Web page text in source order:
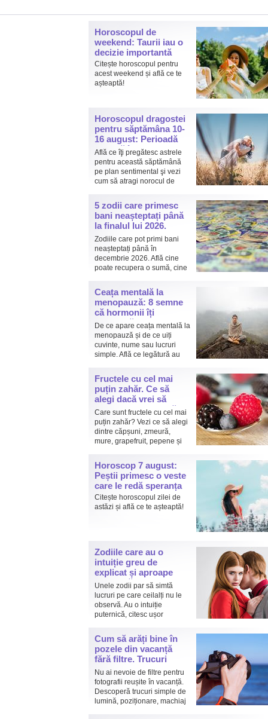
Horoscopul de
weekend: Taurii iau o
decizie importantă
Citește horoscopul pentru
acest weekend și află ce te
așteaptă!
Horoscopul dragostei
pentru săptămâna 10-
16 august: Perioadă
intensă în plan
sentimental pentru
multe zodii
Află ce îţi pregătesc astrele
pentru această săptămână
pe plan sentimental şi vezi
cum să atragi norocul de
5 zodii care primesc
bani neașteptați până
la finalul lui 2026.
Pentru una dintre ele,
norocul vine în
noiembrie
Zodiile care pot primi bani
neașteptați până în
decembrie 2026. Află cine
poate recupera o sumă, cine
are șansa unui câștig important până la finalul anului.
Ceața mentală la
menopauză: 8 semne
că hormonii îți
afectează
concentrarea și
memoria
De ce apare ceața mentală la
menopauză și de ce uiți
cuvinte, nume sau lucruri
simple. Află ce legătură au
bufeurile cu memoria și când problemele de
concentrare trebuie evaluate de medic.
Fructele cu cel mai
puțin zahăr. Ce să
alegi dacă vrei să
reduci dulciurile, să
slăbești sau să-ți
controlezi glicemia
Care sunt fructele cu cel mai
puțin zahăr? Vezi ce să alegi
dintre căpșuni, zmeură,
mure, grapefruit, pepene și
întreg este preferabil sucului.
Horoscop 7 august:
Peștii primesc o veste
care le redă speranța
Citește horoscopul zilei de
astăzi și află ce te așteaptă!
Zodiile care au o
intuiție greu de
explicat și aproape
niciodată nu greșesc
Unele zodii par să simtă
lucruri pe care ceilalți nu le
observă. Au o intuiție
puternică, citesc ușor
decizii bazându-se pe acel „ceva” pe care nu îl pot
explica.
Cum să arăți bine în
pozele din vacanță
fără filtre. Trucuri
simple pe care le
folosesc și vedetele
Nu ai nevoie de filtre pentru
fotografii reușite în vacanță.
Descoperă trucuri simple de
lumină, poziționare, machiaj